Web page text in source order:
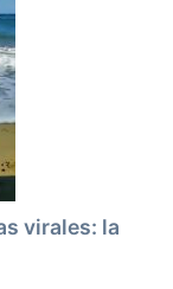
virales: la